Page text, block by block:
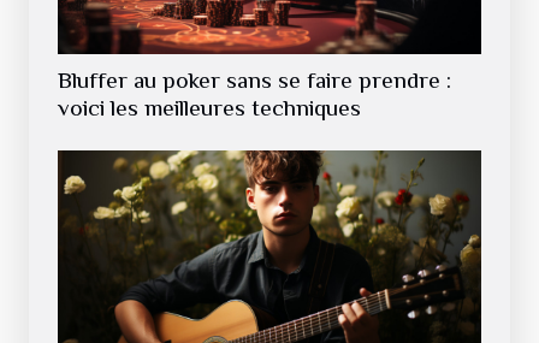
Bluffer au poker sans se faire prendre :
voici les meilleures techniques